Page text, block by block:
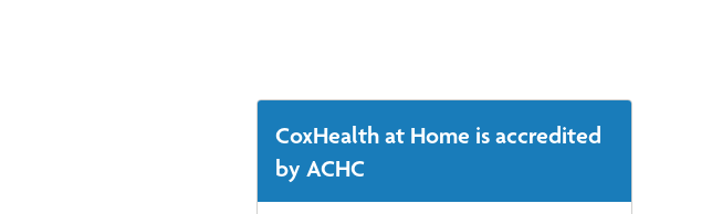
CoxHealth at Home is accredited
by ACHC